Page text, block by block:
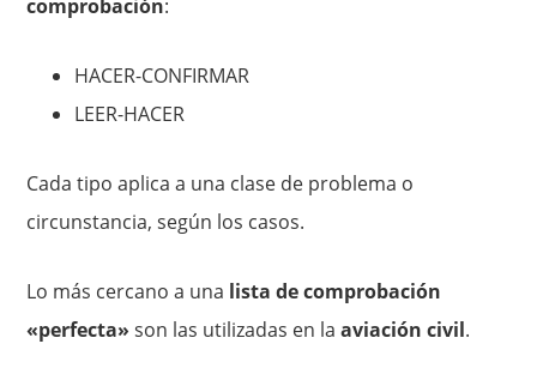
comprobación:
HACER-CONFIRMAR
LEER-HACER
Cada tipo aplica a una clase de problema o
circunstancia, según los casos.
Lo más cercano a una lista de comprobación
«perfecta» son las utilizadas en laaviación civil.